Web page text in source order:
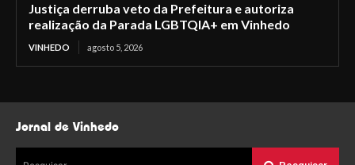
Justiça derruba veto da Prefeitura e autoriza
realização da Parada LGBTQIA+ em Vinhedo
VINHEDO agosto 5, 2026
Jornal de Vinhedo